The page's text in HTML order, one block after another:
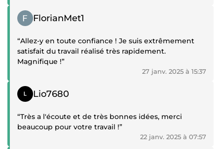
Témoignage positif
FlorianMet1
“Allez-y en toute confiance ! Je suis extrêmement
satisfait du travail réalisé très rapidement.
Magnifique !”
27 janv. 2025 à 15:37
Témoignage positif
Lio7680
“Très a l'écoute et de très bonnes idées, merci
beaucoup pour votre travail !”
22 janv. 2025 à 07:57